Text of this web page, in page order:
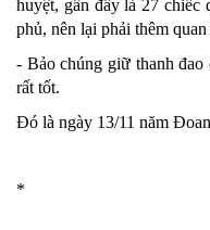
huyệt, gần đấy là 27 chiếc
phủ, nên lại phải thêm
- Bảo chúng giữ thanh
rất tốt.
Đó là ngày 13/11 năm
*